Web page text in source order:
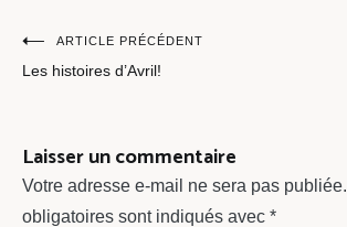
Navigation
de
ARTICLE PRÉCÉDENT
Les histoires d’Avril!
Laisser un commentaire
Votre adresse e-mail ne sera pas publiée.
obligatoires sont indiqués avec *